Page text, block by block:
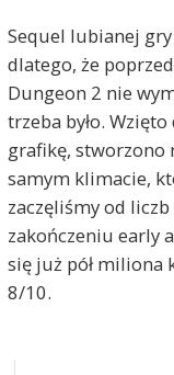
Sequel lubianej
dlatego, że
Dungeon 2 nie
trzeba było.
grafikę, stworzono
samym klimacie,
zaczęliśmy od
zakończeniu early
się już pół miliona
8/10.